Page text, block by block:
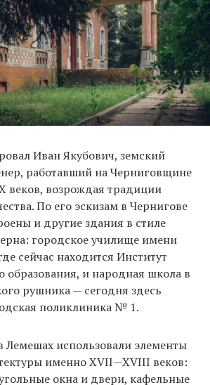
Иван Якубович, земский
работавший на Черниговщине
веков, возрождая традиции
По его эскизам в Чернигове
и другие здания в стиле
городское училище имени
сейчас находится Институт
образования, и народная школа в
рушника — сегодня здесь
поликлиника № 1.
использовали элементы
именно XVII—XVIII веков:
окна и двери, кафельные